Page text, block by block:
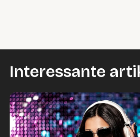
Interessante